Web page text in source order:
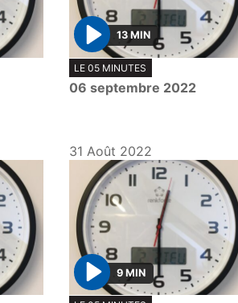
P
l
a
13 MIN
LE 05 MINUTES
06 septembre 2022
31 Août 2022
P
9 MIN